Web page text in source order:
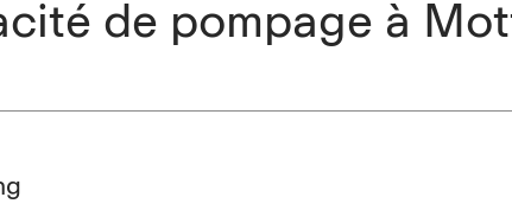
de pompage à